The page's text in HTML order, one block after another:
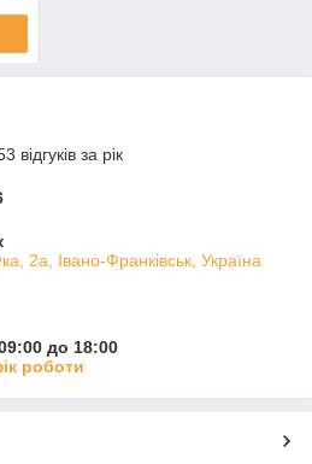
відгуків за рік
2а, Івано-Франківськ, Україна
до 18:00
роботи